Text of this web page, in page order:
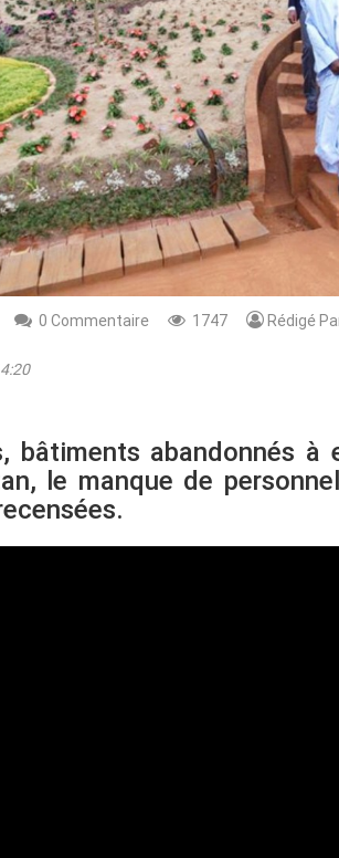
0 Commentaire 1747 Rédigé
bâtiments abandonnés à
le manque de
de qualité, un métier
de